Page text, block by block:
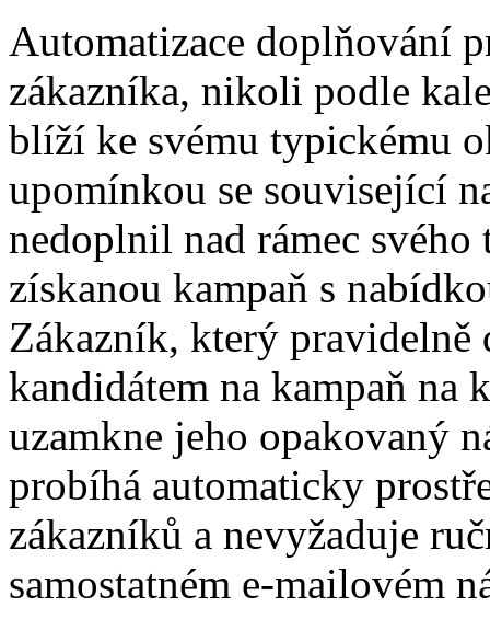
Automatizace doplňování
zákazníka, nikoli podle
blíží ke svému typickému
upomínkou se související
nedoplnil nad rámec
získanou kampaň s
Zákazník, který pravidelně
kandidátem na kampaň na
uzamkne jeho opakovaný
probíhá automaticky
zákazníků a nevyžaduje
samostatném e-mailovém